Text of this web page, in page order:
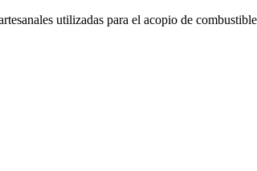
utilizadas para el acopio de